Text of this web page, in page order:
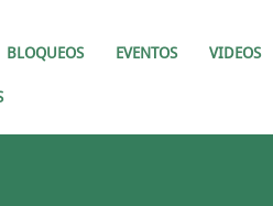
BLOQUEOS EVENTOS VIDEOS